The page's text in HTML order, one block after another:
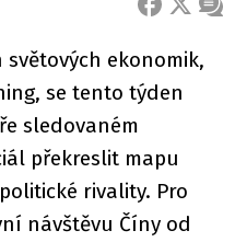
FACEBOOK
X
ekonomik,
se tento týden
sledovaném
překreslit mapu
rivality. Pro
návštěvu Číny od